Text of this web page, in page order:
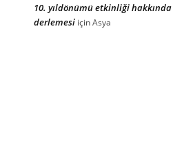
10. yıldönümü etkinliği
derlemesi içinAsya